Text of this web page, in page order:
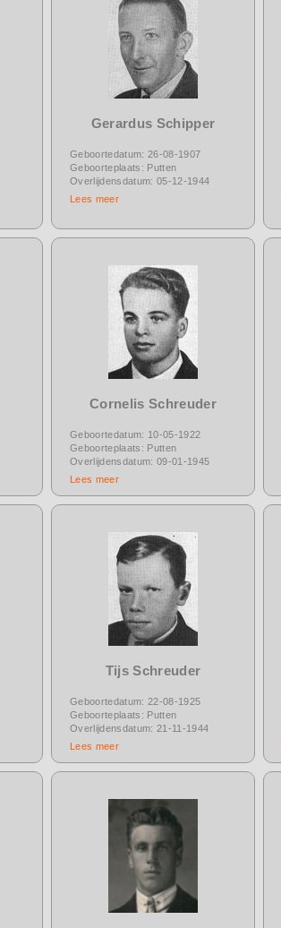
Gerardus Schipper
Geboortedatum: 26-08-1907
Geboorteplaats: Putten
Overlijdensdatum: 05-12-1944
Lees meer
Cornelis Schreuder
Geboortedatum: 10-05-1922
Geboorteplaats: Putten
Overlijdensdatum: 09-01-1945
Lees meer
Tijs Schreuder
Geboortedatum: 22-08-1925
Geboorteplaats: Putten
Overlijdensdatum: 21-11-1944
Lees meer